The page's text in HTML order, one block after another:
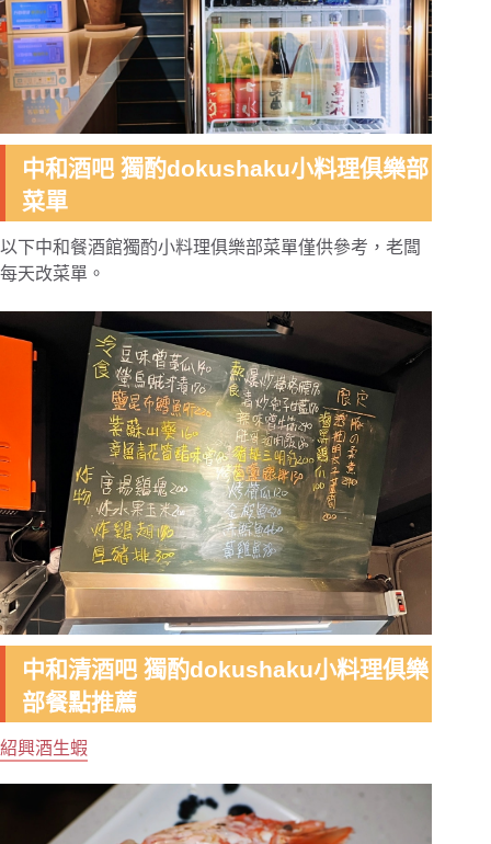
中和酒吧 獨酌dokushaku小料理俱樂部
菜單
以下中和餐酒館獨酌小料理俱樂部菜單僅供參考，老闆
每天改菜單。
中和清酒吧 獨酌dokushaku小料理俱樂
部餐點推薦
紹興酒生蝦